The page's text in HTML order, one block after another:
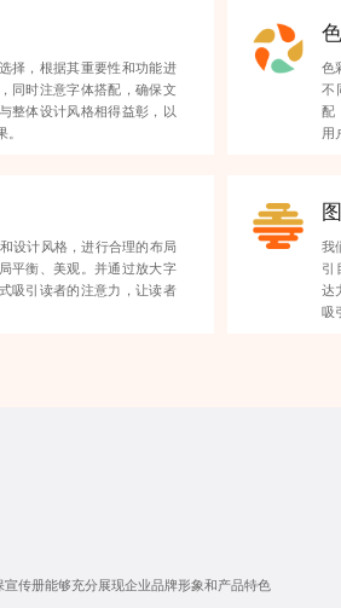
择，根据其重要性和功能进
同时注意字体搭配，确保文
整体设计风格相得益彰，以
色
不
配
用
设计风格，进行合理的布局
平衡、美观。并通过放大字
吸引读者的注意力，让读者
我
引
达
吸
传册能够充分展现企业品牌形象和产品特色